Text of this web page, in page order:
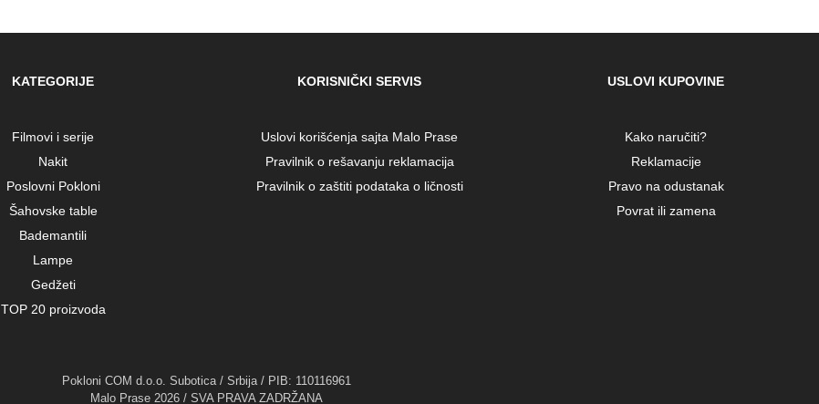
KATEGORIJE
Filmovi i serije
Nakit
Poslovni Pokloni
Šahovske table
Bademantili
Lampe
Gedžeti
TOP 20 proizvoda
KORISNIČKI SERVIS
Uslovi korišćenja sajta Malo Prase
Pravilnik o rešavanju reklamacija
Pravilnik o zaštiti podataka o ličnosti
USLOVI KUPOVINE
Kako naručiti?
Reklamacije
Pravo na odustanak
Povrat ili zamena
Pokloni COM d.o.o. Subotica / Srbija / PIB: 110116961
Malo Prase 2026 / SVA PRAVA ZADRŽANA